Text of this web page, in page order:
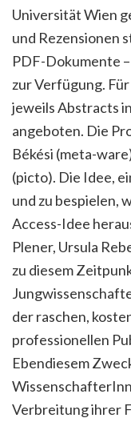
Universität Wien
und Rezensionen
PDF-Dokumente
zur Verfügung.
jeweils Abstracts
angeboten. Die
Békési (meta-
(picto). Die Idee,
und zu bespielen,
Access-Idee
Plener, Ursula
zu diesem
der raschen,
professionellen
Ebendiesem
Verbreitung ihrer